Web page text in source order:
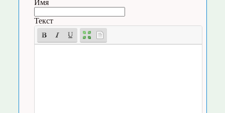
Имя
Текст